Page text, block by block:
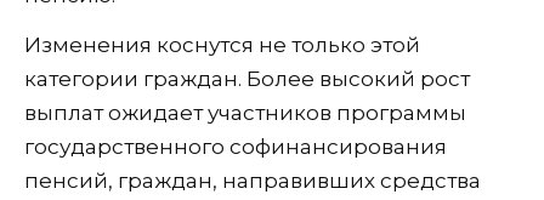
Изменения коснутся не только этой
категории граждан. Более высокий рост
выплат ожидает участников программы
государственного софинансирования
пенсий, граждан, направивших средства